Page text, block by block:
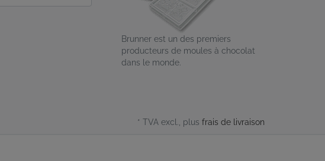
Brunner est un des premiers
producteurs de moules à chocolat
dans le monde.
* TVA excl., plus frais de livraison